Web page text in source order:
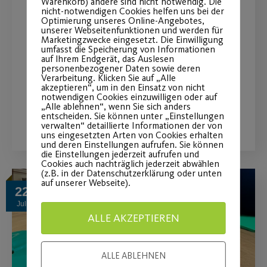
Tanzshows in der Stadthalle
Fürth!
Jetzt noch schnell Tickets sichern!
WEITERLESEN
22
Juli
nicht-notwendigen Cookies helfen uns bei der
Optimierung unseres Online-Angebotes,
unserer Webseitenfunktionen und werden für
Marketingzwecke eingesetzt. Die Einwilligung
umfasst die Speicherung von Informationen
auf Ihrem Endgerät, das Auslesen
personenbezogener Daten sowie deren
Verarbeitung. Klicken Sie auf „Alle
akzeptieren“, um in den Einsatz von nicht
notwendigen Cookies einzuwilligen oder auf
„Alle ablehnen“, wenn Sie sich anders
entscheiden. Sie können unter „Einstellungen
verwalten“ detaillierte Informationen der von
uns eingesetzten Arten von Cookies erhalten
und deren Einstellungen aufrufen. Sie können
die Einstellungen jederzeit aufrufen und
Cookies auch nachträglich jederzeit abwählen
(z.B. in der Datenschutzerklärung oder unten
auf unserer Webseite).
ALLE AKZEPTIEREN
ALLE ABLEHNEN